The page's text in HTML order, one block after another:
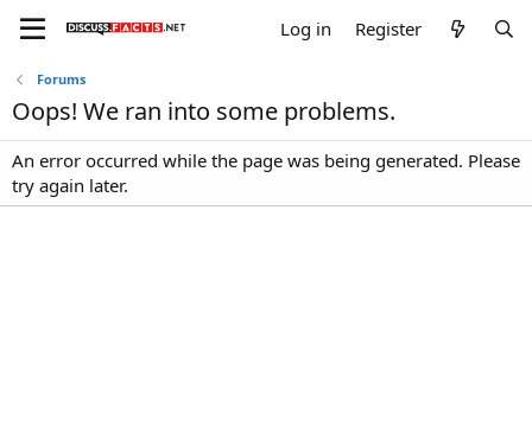
Log in Register
Forums
Oops! We ran into some problems.
An error occurred while the page was being generated. Please
try again later.